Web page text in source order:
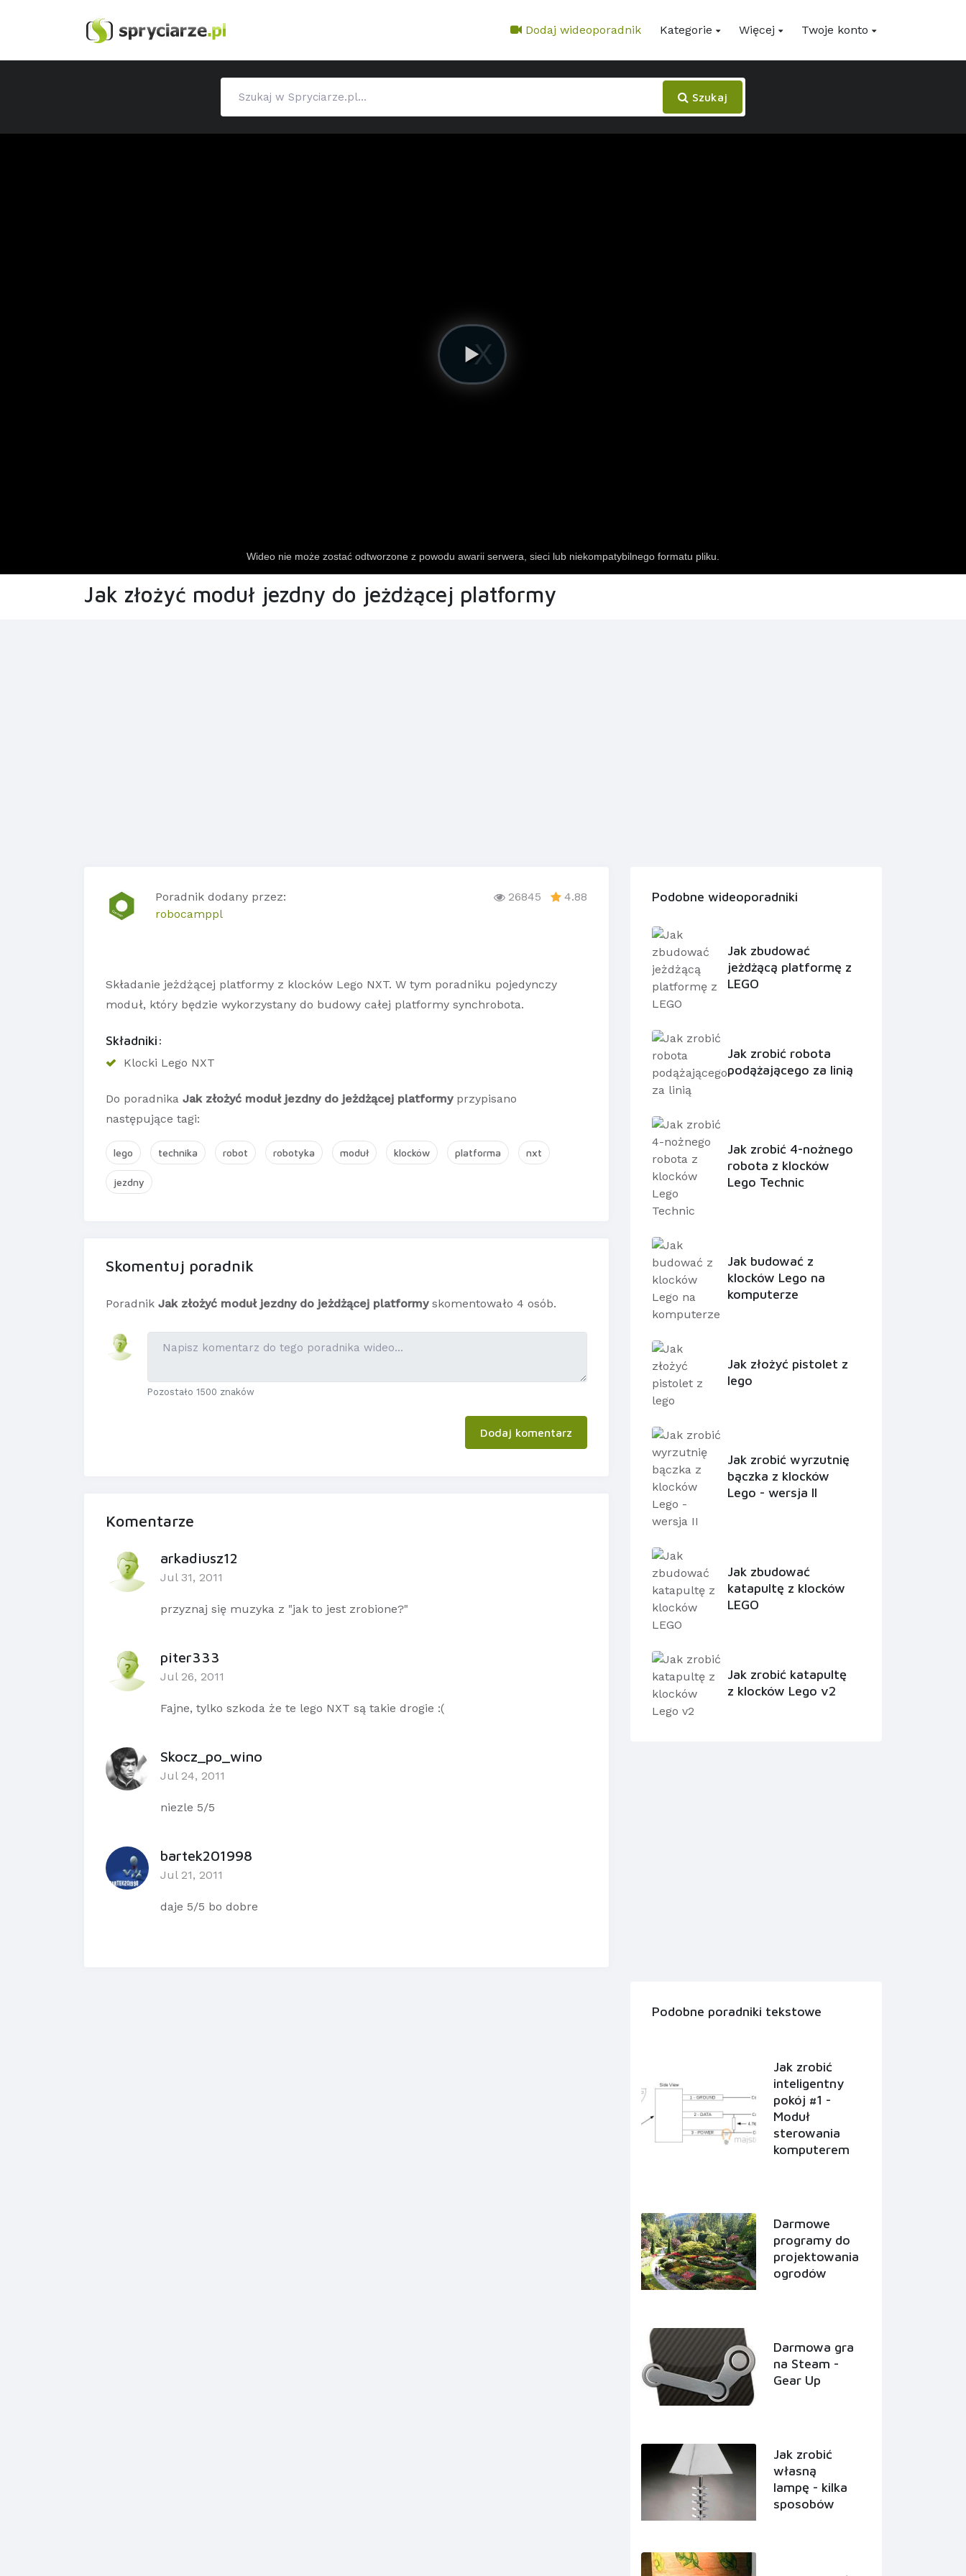
Dodaj wideoporadnik Kategorie Więcej Twoje konto
Szukaj
Jak złożyć moduł jezdny do jeżdżącej platformy
Poradnik dodany przez:
robocamppl
26845 4.88
Składanie jeżdżącej platformy z klocków Lego NXT. W tym poradniku pojedynczy
moduł, który będzie wykorzystany do budowy całej platformy synchrobota.
Składniki:
Klocki Lego NXT
Do poradnika Jak złożyć moduł jezdny do jeżdżącej platformyprzypisano
następujące tagi:
lego technika robot robotyka moduł klocków platforma nxt
jezdny
Skomentuj poradnik
Poradnik Jak złożyć moduł jezdny do jeżdżącej platformyskomentowało 4 osób.
Pozostało 1500 znaków
Dodaj komentarz
Komentarze
arkadiusz12
Jul 31, 2011
przyznaj się muzyka z "jak to jest zrobione?"
piter333
Jul 26, 2011
Fajne, tylko szkoda że te lego NXT są takie drogie :(
Skocz_po_wino
Jul 24, 2011
niezle 5/5
bartek201998
Jul 21, 2011
daje 5/5 bo dobre
Podobne wideoporadniki
Jak zbudować
jeżdżącą platformę z
LEGO
Jak zrobić robota
podążającego za linią
Jak zrobić 4-nożnego
robota z klocków
Lego Technic
Jak budować z
klocków Lego na
komputerze
Jak złożyć pistolet z
lego
Jak zrobić wyrzutnię
bączka z klocków
Lego - wersja II
Jak zbudować
katapultę z klocków
LEGO
Jak zrobić katapultę
z klocków Lego v2
Podobne poradniki tekstowe
Jak zrobić
inteligentny
pokój #1 -
Moduł
sterowania
komputerem
Darmowe
programy do
projektowania
ogrodów
Darmowa gra
na Steam -
Gear Up
Jak zrobić
własną
lampę - kilka
sposobów